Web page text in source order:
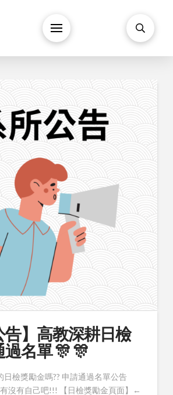
告】高教深耕日檢
名單 🎊 🎊
日檢獎勵金嗎?? 申請通過名單公告
沒有自己吧!!! 【日檢獎勵金頁面】←